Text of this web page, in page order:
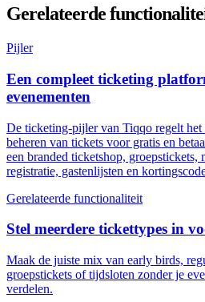
Gerelateerde
Pijler
Een compleet ticketing
evenementen
De ticketing-pijler van Tiqqo regelt het
beheren van tickets voor gratis en
een branded ticketshop, groepstickets,
registratie, gastenlijsten en
Gerelateerde functionaliteit
Stel meerdere tickettypes in
Maak de juiste mix van early birds,
groepstickets of tijdsloten zonder je
verdelen.